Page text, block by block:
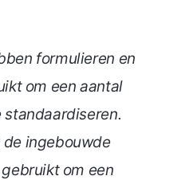
formulieren en
om een aantal
de ingebouwde
om een